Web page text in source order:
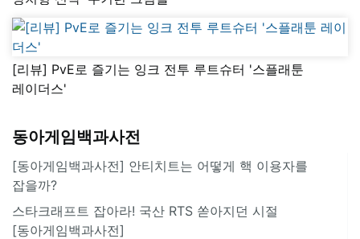
[리뷰] PvE로 즐기는 잉크 전투 루트슈터 '스플래툰
레이더스'
동아게임백과사전
[동아게임백과사전] 안티치트는 어떻게 핵 이용자를
잡을까?
스타크래프트 잡아라! 국산 RTS 쏟아지던 시절
[동아게임백과사전]